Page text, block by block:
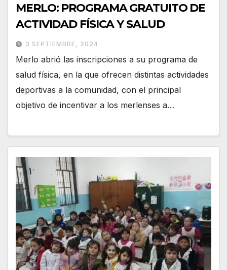
MERLO: PROGRAMA GRATUITO DE
ACTIVIDAD FÍSICA Y SALUD
3 SEPTIEMBRE, 2024
Merlo abrió las inscripciones a su programa de
salud física, en la que ofrecen distintas actividades
deportivas a la comunidad, con el principal
objetivo de incentivar a los merlenses a…